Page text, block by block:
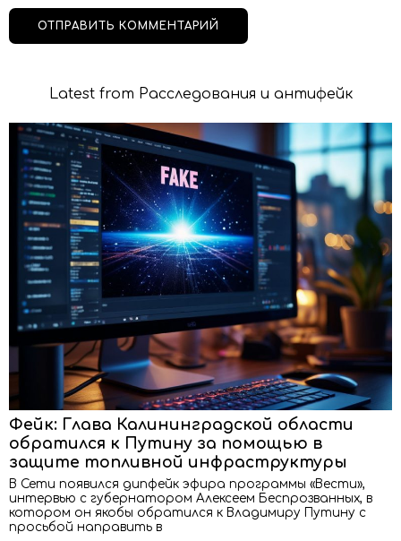
Latest from Расследования и антифейк
Фейк: Глава Калининградской области
обратился к Путину за помощью в
защите топливной инфраструктуры
В Сети появился дипфейк эфира программы «Вести»,
интервью с губернатором Алексеем Беспрозванных, в
котором он якобы обратился к Владимиру Путину с
просьбой направить в